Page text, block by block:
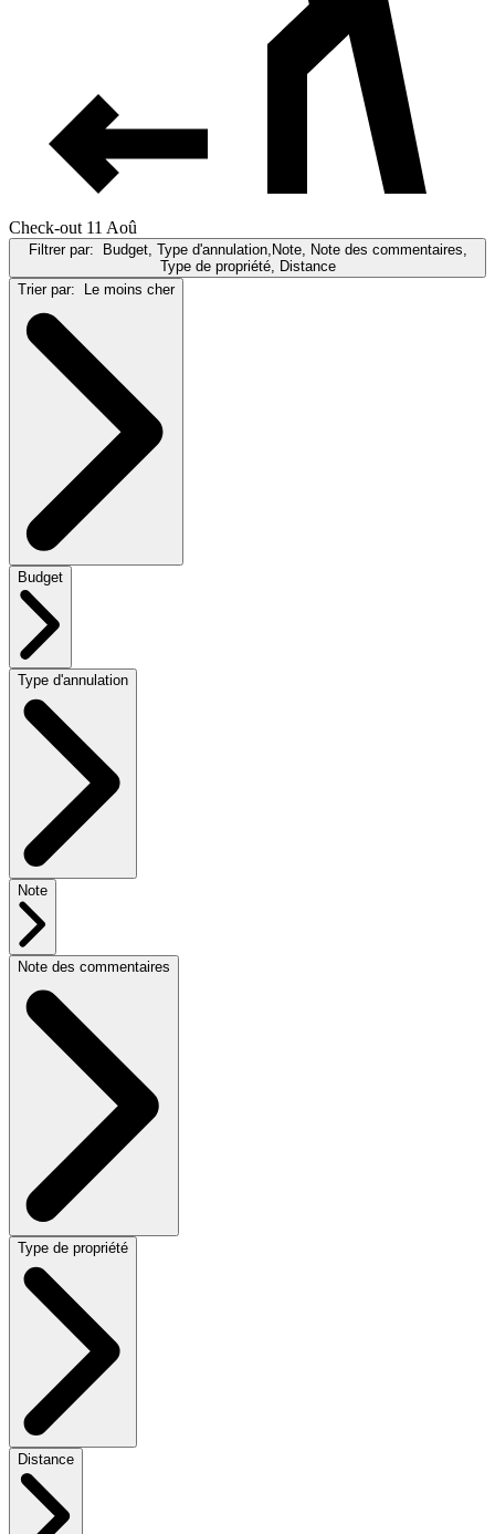
Check-out 11 Aoû
Filtrer par: Budget, Type d'annulation,Note, Note des commentaires,
Type de propriété, Distance
Trier par: Le moins cher
Budget
Type d'annulation
Note
Note des commentaires
Type de propriété
Distance